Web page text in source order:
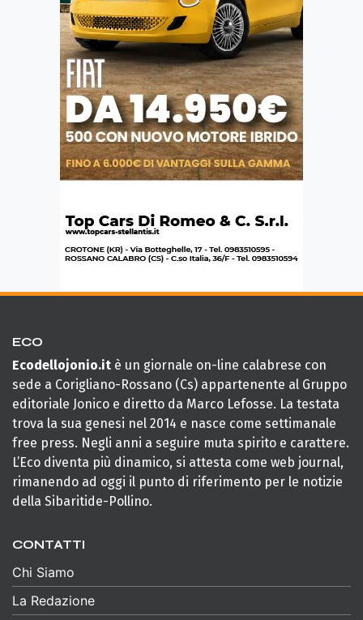
ECO
Ecodellojonio.it è un giornale on-line calabrese con
sede a Corigliano-Rossano (Cs) appartenente al Gruppo
editoriale Jonico e diretto da Marco Lefosse. La testata
trova la sua genesi nel 2014 e nasce come settimanale
free press. Negli anni a seguire muta spirito e carattere.
L’Eco diventa più dinamico, si attesta come web journal,
rimanendo ad oggi il punto di riferimento per le notizie
della Sibaritide-Pollino.
CONTATTI
Chi Siamo
La Redazione